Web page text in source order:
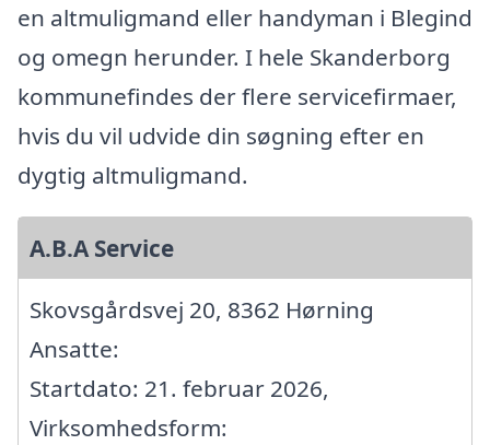
en altmuligmand eller handyman i Blegind
og omegn herunder. I hele Skanderborg
kommunefindes der flere servicefirmaer,
hvis du vil udvide din søgning efter en
dygtig altmuligmand.
A.B.A Service
Skovsgårdsvej 20, 8362 Hørning
Ansatte:
Startdato: 21. februar 2026,
Virksomhedsform: